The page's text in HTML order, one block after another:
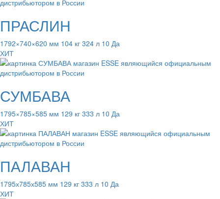
ПРАСЛИН
1792×740×620 мм 104 кг 324 л 10 Да
ХИТ
СУМБАВА
1795×785×585 мм 129 кг 333 л 10 Да
ХИТ
ПАЛАВАН
1795х785х585 мм 129 кг 333 л 10 Да
ХИТ